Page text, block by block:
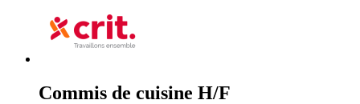
Commis de cuisine H/F